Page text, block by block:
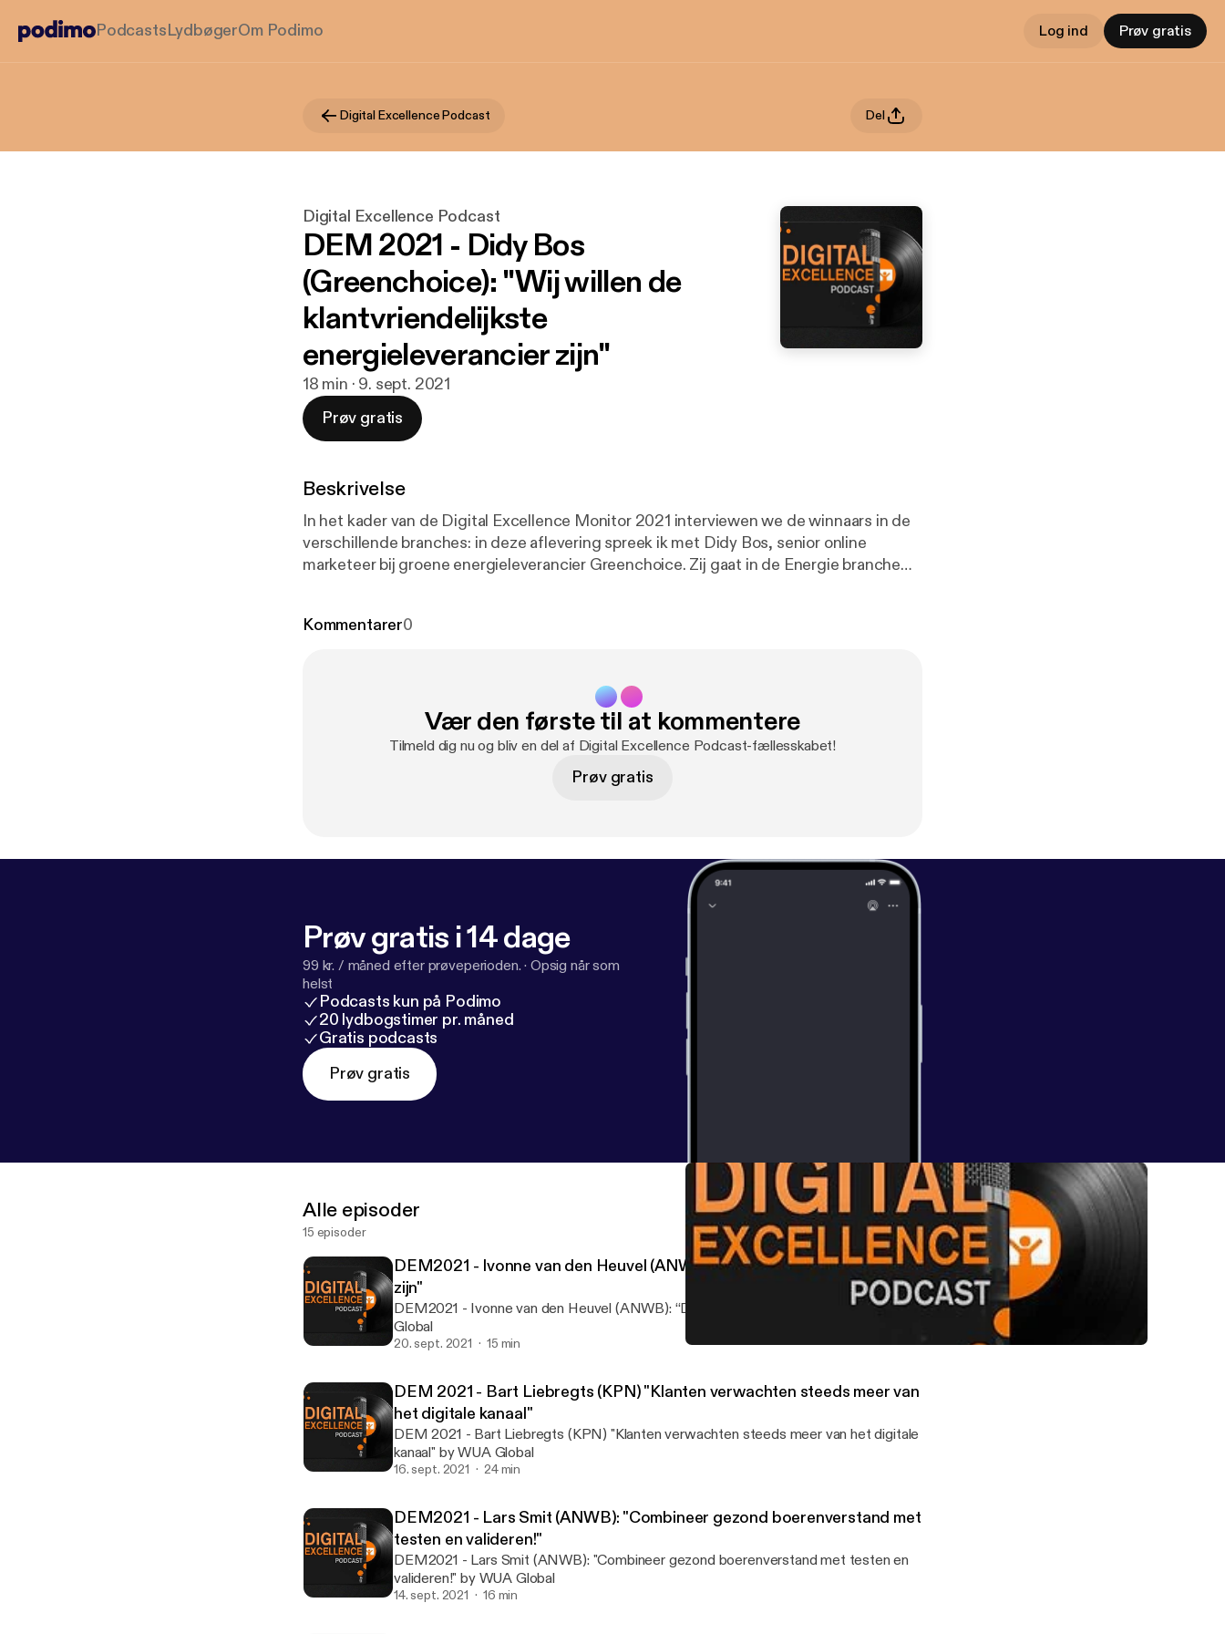
PodcastsLydbøgerOm Podimo Log ind Prøv gratis
Digital Excellence Podcast Del
Digital Excellence Podcast
DEM 2021 - Didy Bos
(Greenchoice): "Wij willen de
klantvriendelijkste
energieleverancier zijn"
18 min · 9. sept. 2021
Prøv gratis
Beskrivelse
In het kader van de Digital Excellence Monitor 2021 interviewen we de winnaars in de
verschillende branches: in deze aflevering spreek ik met Didy Bos, senior online
marketeer bij groene energieleverancier Greenchoice. Zij gaat in de Energie branche
Kommentarer0
Vær den første til at kommentere
Tilmeld dig nu og bliv en del af Digital Excellence Podcast-fællesskabet!
Prøv gratis
Prøv gratis i 14 dage
99 kr. / måned efter prøveperioden. · Opsig når som
helst
Podcasts kun på Podimo
20 lydbogstimer pr. måned
Gratis podcasts
Prøv gratis
Alle episoder
15 episoder
DEM2021 - Ivonne van den Heuvel (ANWB): “Digitaal moet eenvoudig
zijn"
DEM2021 - Ivonne van den Heuvel (ANWB): “Digitaal moet eenvoudig zijn" by WUA
Global
20. sept. 2021 15 min
DEM 2021 - Bart Liebregts (KPN) "Klanten verwachten steeds meer van
het digitale kanaal"
DEM 2021 - Bart Liebregts (KPN) "Klanten verwachten steeds meer van het digitale
kanaal" by WUA Global
16. sept. 2021 24 min
DEM2021 - Lars Smit (ANWB): "Combineer gezond boerenverstand met
testen en valideren!"
DEM2021 - Lars Smit (ANWB): "Combineer gezond boerenverstand met testen en
valideren!" by WUA Global
14. sept. 2021 16 min